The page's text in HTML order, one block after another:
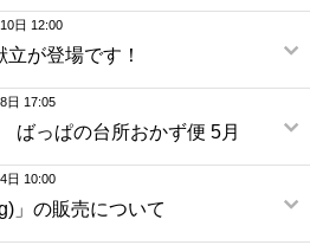
日 12:00
立が登場です！
日 17:05
ばっぱの台所おかず便 5月
日 10:00
」の販売について